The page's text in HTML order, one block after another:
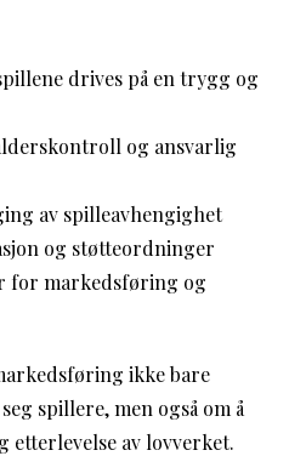
drives på en trygg og
og ansvarlig
av spilleavhengighet
og støtteordninger
for markedsføring og
ikke bare
spillere, men også om å
etterlevelse av lovverket.